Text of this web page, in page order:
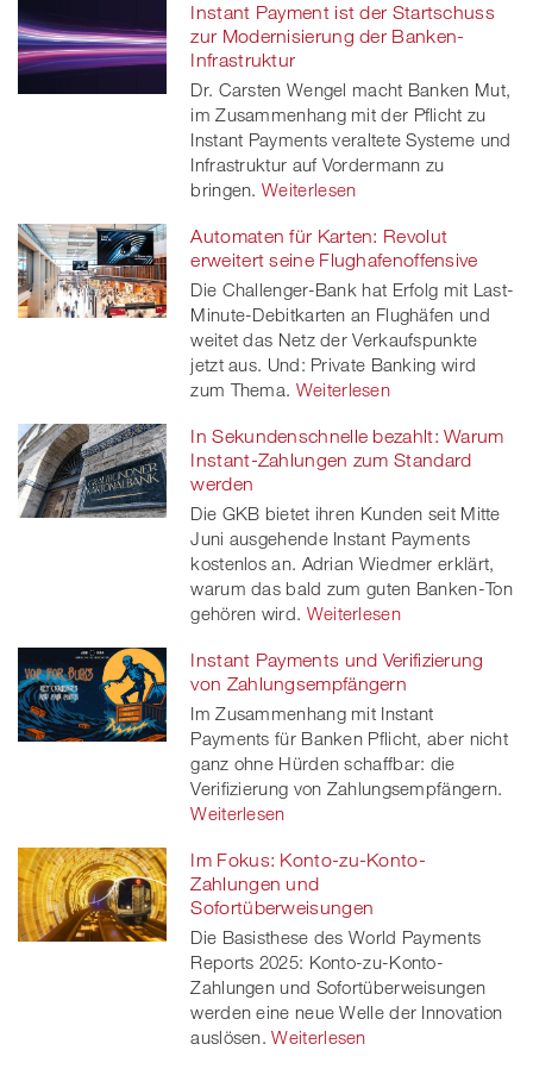
Instant Payment ist der Startschuss
zur Modernisierung der Banken-
Infrastruktur
Dr. Carsten Wengel macht Banken Mut,
im Zusammenhang mit der Pflicht zu
Instant Payments veraltete Systeme und
Infrastruktur auf Vordermann zu
bringen. Weiterlesen
Automaten für Karten: Revolut
erweitert seine Flughafenoffensive
Die Challenger-Bank hat Erfolg mit Last-
Minute-Debitkarten an Flughäfen und
weitet das Netz der Verkaufspunkte
jetzt aus. Und: Private Banking wird
zum Thema. Weiterlesen
In Sekundenschnelle bezahlt: Warum
Instant-Zahlungen zum Standard
werden
Die GKB bietet ihren Kunden seit Mitte
Juni ausgehende Instant Payments
kostenlos an. Adrian Wiedmer erklärt,
warum das bald zum guten Banken-Ton
gehören wird. Weiterlesen
Instant Payments und Verifizierung
von Zahlungsempfängern
Im Zusammenhang mit Instant
Payments für Banken Pflicht, aber nicht
ganz ohne Hürden schaffbar: die
Verifizierung von Zahlungsempfängern.
Weiterlesen
Im Fokus: Konto-zu-Konto-
Zahlungen und
Sofortüberweisungen
Die Basisthese des World Payments
Reports 2025: Konto-zu-Konto-
Zahlungen und Sofortüberweisungen
werden eine neue Welle der Innovation
auslösen. Weiterlesen